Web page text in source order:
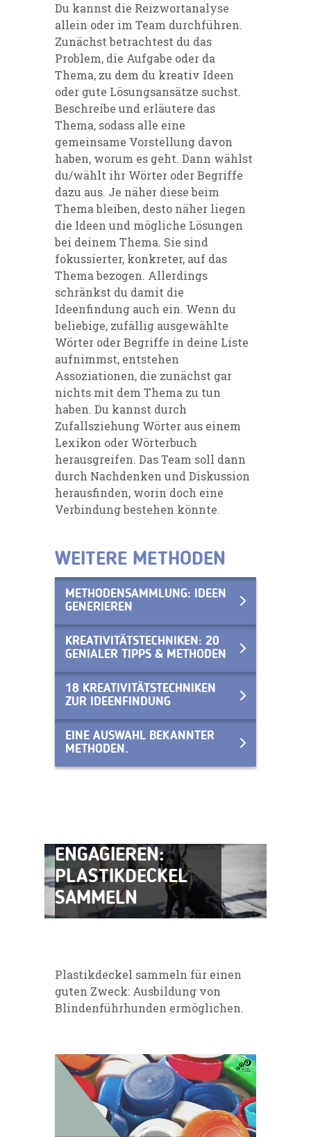
Du kannst die Reizwortanalyse
allein oder im Team durchführen.
Zunächst betrachtest du das
Problem, die Aufgabe oder da
Thema, zu dem du kreativ Ideen
oder gute Lösungsansätze suchst.
Beschreibe und erläutere das
Thema, sodass alle eine
gemeinsame Vorstellung davon
haben, worum es geht. Dann wählst
du/wählt ihr Wörter oder Begriffe
dazu aus. Je näher diese beim
Themableiben, desto näher liegen
die Ideen und mögliche Lösungen
bei deinem Thema. Sie sind
fokussierter, konkreter, auf das
Thema bezogen. Allerdings
schränkst du damit die
Ideenfindung auch ein. Wenn du
beliebige, zufällig ausgewählte
Wörter oder Begriffe in deine Liste
aufnimmst, entstehen
Assoziationen, die zunächst gar
nichts mit dem Thema zu tun
haben. Du kannst durch
Zufallsziehung Wörter aus einem
Lexikon oder Wörterbuch
herausgreifen. Das Team soll dann
durch Nachdenken und Diskussion
herausfinden, worin doch eine
Verbindung bestehen könnte.
WEITERE METHODEN
METHODENSAMMLUNG: IDEEN
GENERIEREN
KREATIVITÄTSTECHNIKEN: 20
GENIALER TIPPS & METHODEN
18 KREATIVITÄTSTECHNIKEN
ZUR IDEENFINDUNG
EINE AUSWAHL BEKANNTER
METHODEN.
ENGAGIEREN:
PLASTIKDECKEL
SAMMELN
Plastikdeckel sammeln für einen
guten Zweck: Ausbildung von
Blindenführhunden ermöglichen.
Video-
Player